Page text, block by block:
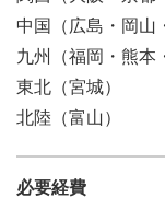
中国（広島・岡山
九州（福岡・熊本
東北（宮城）
北陸（富山）
必要経費